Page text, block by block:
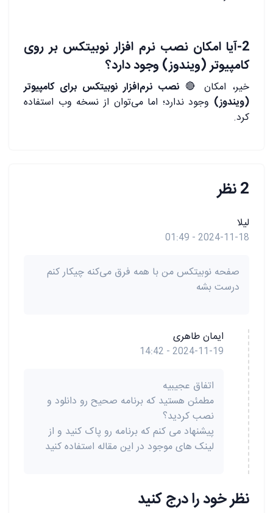
2-آیا امکان نصب نرم افزار نوبیتکس بر روی
کامپیوتر (ویندوز) وجود دارد؟
خیر، امکان 🔴نصب نرم‌افزار نوبیتکس برای کامپیوتر
(ویندوز) وجود ندارد؛ اما می‌توان از نسخه وب استفاده
کرد.
2 نظر
لیلا
2024-11-18 - 01:49
صفحه نوبیتکس من با همه فرق می‌کنه چیکار کنم
درست بشه
ایمان طاهری
2024-11-19 - 14:42
اتفاق عجیبیه
مطمئن هستید که برنامه صحیح رو دانلود و
نصب کردید؟
پیشنهاد می کنم که برنامه رو پاک کنید و از
لینک های موجود در این مقاله استفاده کنید
نظر خود را درج کنید